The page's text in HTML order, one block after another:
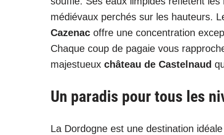
médiévaux perchés sur les hauteurs.
Cazenac offre une concentration
Chaque coup de pagaie vous
majestueux château de Castelnaud
Un paradis pour tous les
La Dordogne est une destination